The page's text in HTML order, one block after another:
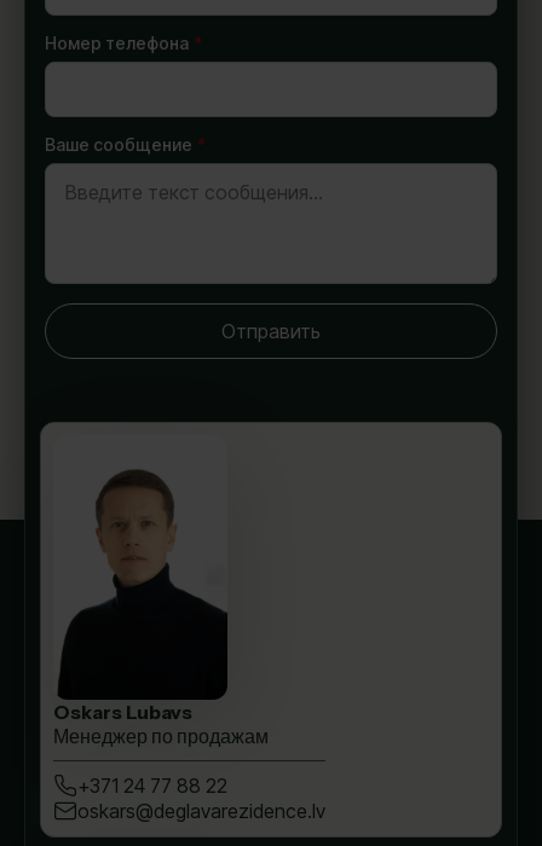
Номер телефона *
Ваше сообщение *
Отправить
Oskars Lubavs
Менеджер по продажам
+371 24 77 88 22
oskars@deglavarezidence.lv